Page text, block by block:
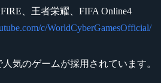
、王者栄耀、FIFA Online4
c/WorldCyberGamesOfficial/
気のゲームが採用されています。